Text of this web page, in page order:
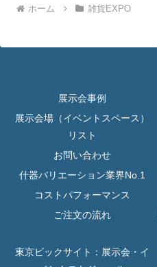
ホーム 雑貨EXPO
展示会事例
展示会場（イベントスペース）
リスト
お問い合わせ
什器バリエーション業界No.1
コストパフォーマンス
ご注文の流れ
東京ビックサイト：展示会・イ